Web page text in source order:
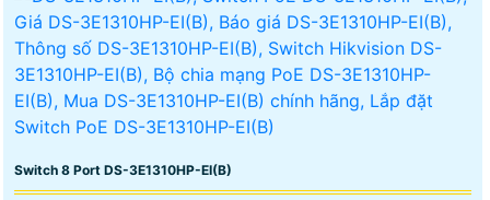
Switch 8 Port DS-3E1310HP-EI(B)